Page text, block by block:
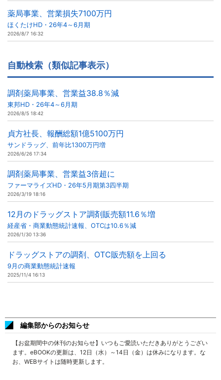
薬局事業、営業損失7100万円
ほくたけHD・26年4～6月期
2026/8/7 16:32
自動検索（類似記事表示）
調剤薬局事業、営業益38.8％減
東邦HD・26年4～6月期
2026/8/5 18:42
貞方社長、報酬総額1億5100万円
サンドラッグ、前年比1300万円増
2026/6/26 17:34
調剤薬局事業、営業益3倍超に
ファーマライズHD・26年5月期第3四半期
2026/3/19 18:16
12月のドラッグストア調剤販売額11.6％増
経産省・商業動態統計速報、OTCは10.6％減
2026/1/30 13:36
ドラッグストアの調剤、OTC販売額を上回る
9月の商業動態統計速報
2025/11/4 16:13
編集部からのお知らせ
【お盆期間中の休刊のお知らせ】いつもご愛読いただきありがとうござい
ます。eBOOKの更新は、12日（水）～14日（金）は休みになります。な
お、WEBサイトは随時更新します。